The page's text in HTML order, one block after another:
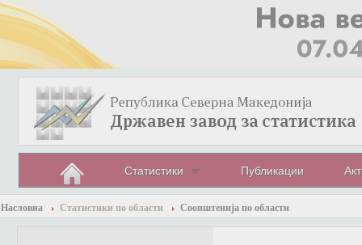
Статистики Публикации
Насловна Статистики по области Соопштенија по области